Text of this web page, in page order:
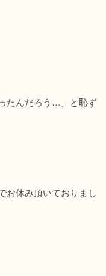
たんだろう…」と恥ず
お休み頂いておりまし